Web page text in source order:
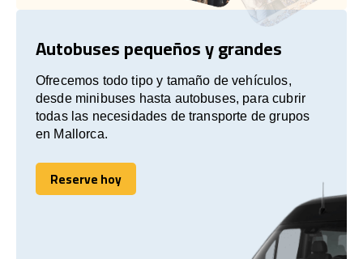
Autobuses pequeños y grandes
Ofrecemos todo tipo y tamaño de vehículos,
desde minibuses hasta autobuses, para cubrir
todas las necesidades de transporte de grupos
en Mallorca.
Reserve hoy
Reserve hoy